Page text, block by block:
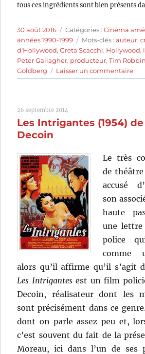
tous ces ingrédients sont bien présents
Publié
le
30 août 2016 Catégories
Catégories :Cinéma
années 1990-1999
Étiquettes
Mots-clés :auteur,
d'Hollywood,Greta Scacchi, Hollywood,
Peter Gallagher, producteur,Tim
Goldberg
Laisser un commentairesur
The
26 septembre 2014
Les Intrigantes (1954)
Decoin
Le très
de
accusé
son
haute
une lettre
police
comme
alors qu’il affirme qu’il s’agit
Les Intrigantesest un film
Decoin, réalisateur dont les
sont précisément dans ce
dont on parle assez peu et,
c’est souvent du fait de la
Moreau, ici dans l’un de ses